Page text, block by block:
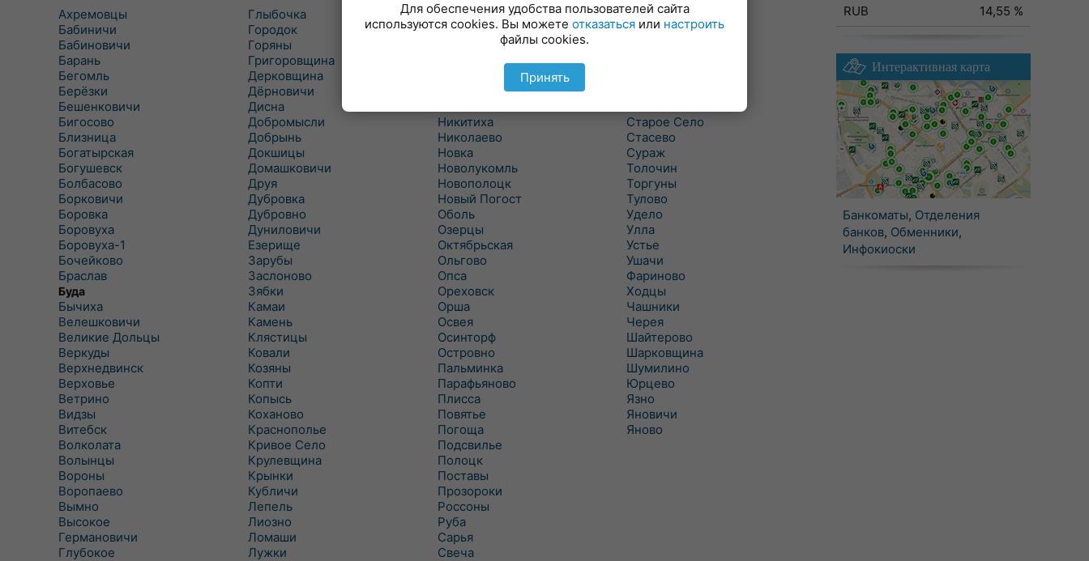
Ахремовцы
Бабиничи
Бабиновичи
Барань
Бегомль
Берёзки
Бешенковичи
Бигосово
Близница
Богатырская
Богушевск
Болбасово
Борковичи
Боровка
Боровуха
Боровуха-1
Бочейково
Браслав
Буда
Бычиха
Велешковичи
Великие Дольцы
Веркуды
Верхнедвинск
Верховье
Ветрино
Видзы
Витебск
Волколата
Волынцы
Вороны
Воропаево
Вымно
Высокое
Германовичи
Глубокое
Глыбочка
Городок
Горяны
Григоровщина
Дерковщина
Дёрновичи
Дисна
Добромысли
Добрынь
Докшицы
Домашковичи
Друя
Дубровка
Дубровно
Дуниловичи
Езерище
Зарубы
Заслоново
Зябки
Камаи
Камень
Клястицы
Ковали
Козяны
Копти
Копысь
Коханово
Краснополье
Кривое Село
Крулевщина
Крынки
Кубличи
Лепель
Лиозно
Ломаши
Лужки
Лынтупы
Ляды
Мишневичи
Никитиха
Николаево
Новка
Новолукомль
Новополоцк
Новый Погост
Оболь
Озерцы
Октябрьская
Ольгово
Опса
Ореховск
Орша
Освея
Осинторф
Островно
Пальминка
Парафьяново
Плисса
Повятье
Погоща
Подсвилье
Полоцк
Поставы
Прозороки
Россоны
Руба
Сарья
Свеча
Селявщина
Сенно
Старое Село
Стасево
Сураж
Толочин
Торгуны
Тулово
Удело
Улла
Устье
Ушачи
Фариново
Ходцы
Чашники
Черея
Шайтерово
Шарковщина
Шумилино
Юрцево
Язно
Яновичи
Яново
RUB
14,55 %
Интерактивная карта
Банкоматы, Отделения
банков, Обменники,
Инфокиоски
Для обеспечения удобства пользователей сайта
используются cookies. Вы можете отказаться или настроить
файлы cookies.
Принять